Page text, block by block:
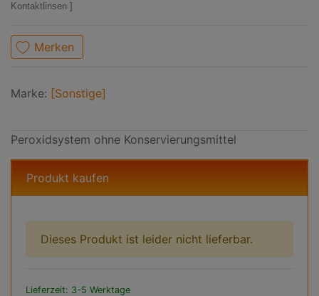
Kontaktlinsen
Merken
Marke: [Sonstige]
Peroxidsystem ohne Konservierungsmittel
Produkt kaufen
Dieses Produkt ist leider nicht lieferbar.
Lieferzeit: 3-5 Werktage